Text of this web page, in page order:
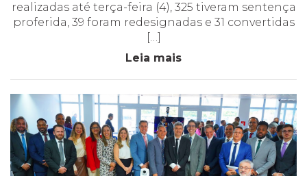
realizadas até terça-feira (4), 325 tiveram sentença
proferida, 39 foram redesignadas e 31 convertidas
[…]
Leia mais